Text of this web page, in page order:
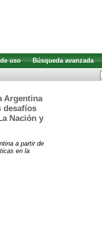
uso
Búsqueda avanzada
Argentina
desafíos
Nación y
a partir de
en la